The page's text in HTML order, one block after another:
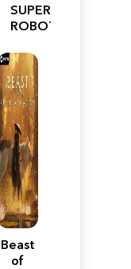
SUPER
ROBOT
Y
Beast
of